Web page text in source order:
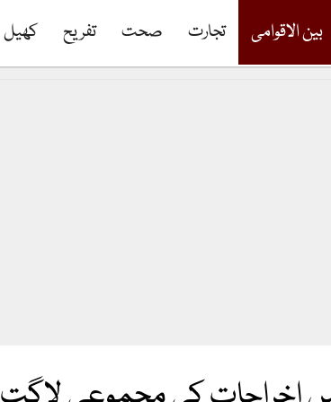
بین الاقوامی تجارت صحت تفریح کھیل